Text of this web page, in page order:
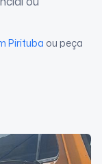
Pirituba ou peça